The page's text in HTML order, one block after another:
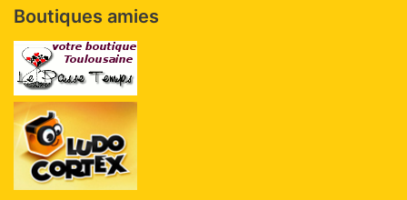
Boutiques amies